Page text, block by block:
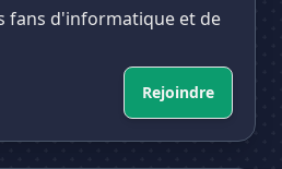
fans d'informatique et de
Rejoindre